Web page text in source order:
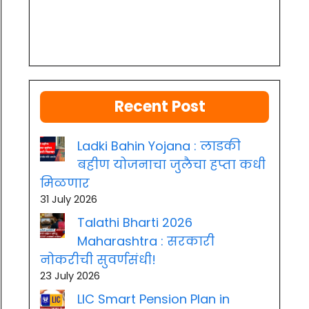
Recent Post
Ladki Bahin Yojana : लाडकी
बहीण योजनाचा जुलैचा हप्ता कधी
मिळणार
31 July 2026
Talathi Bharti 2026
Maharashtra : सरकारी
नोकरीची सुवर्णसंधी!
23 July 2026
LIC Smart Pension Plan in